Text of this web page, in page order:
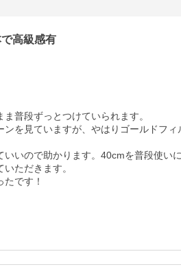
高級感有
普段ずっとつけていられます。
ンを見ていますが、やはりゴールドフ
いので助かります。40cmを普段使い
ただきます。
です！